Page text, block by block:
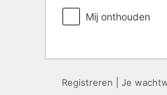
Mij onthouden
Registreren Je